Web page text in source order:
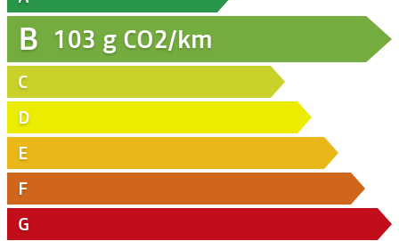
B 103 g CO2/km
C
D
E
F
G